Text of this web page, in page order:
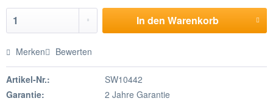
In den Warenkorb
Merken Bewerten
Artikel-Nr.:
SW10442
Garantie:
2 Jahre Garantie